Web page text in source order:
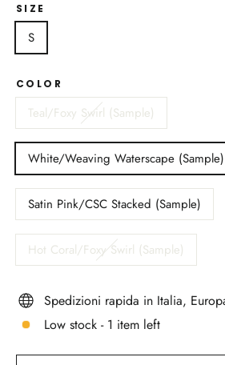
SIZE
S
COLOR
Teal/Foxy Swirl (Sample)
White/Weaving Waterscape (Sample)
Satin Pink/CSC Stacked (Sample)
Hot Coral/Foxy Swirl (Sample)
Spedizioni rapida in Italia,
Low stock - 1 item left